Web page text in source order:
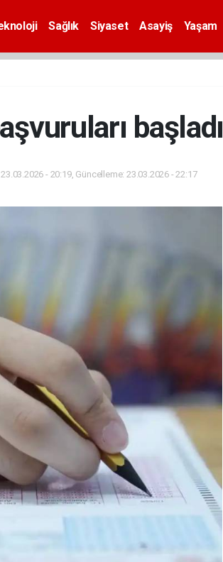
Sağlık Siyaset Asayiş Yaşam
başladı
23.03.2026 - 20:19, Güncelleme: 23.03.2026 - 22:17